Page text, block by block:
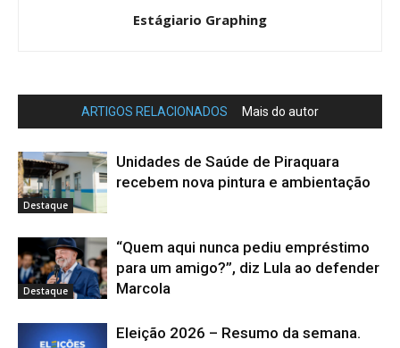
Estágiario Graphing
ARTIGOS RELACIONADOS Mais do autor
Destaque
Unidades de Saúde de Piraquara
recebem nova pintura e ambientação
Destaque
“Quem aqui nunca pediu empréstimo
para um amigo?”, diz Lula ao defender
Marcola
Eleição 2026 – Resumo da semana.